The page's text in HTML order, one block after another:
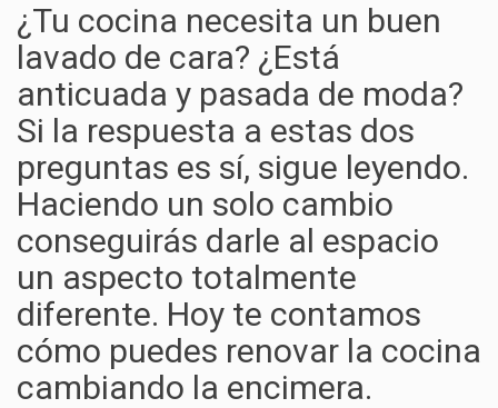
¿Tu cocina necesita un buen
lavado de cara? ¿Está
anticuada y pasada de moda?
Si la respuesta a estas dos
preguntas es sí, sigue leyendo.
Haciendo un solo cambio
conseguirás darle al espacio
un aspecto totalmente
diferente. Hoy te contamos
cómo puedes renovar la cocina
cambiando la encimera.